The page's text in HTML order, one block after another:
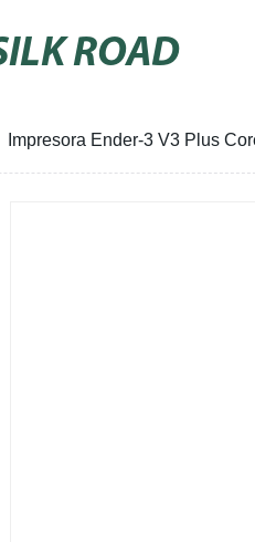
ROAD
Impresora Ender-3 V3 Plus